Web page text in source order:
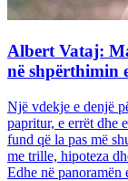
Albert Vataj:
në shpërthimin
Një vdekje e denjë
papritur, e errët dhe
fund që la pas më
me trille, hipoteza
Edhe në